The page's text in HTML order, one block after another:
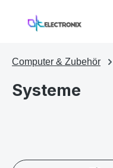
Zum Hauptinhalt springen
Computer & Zubehör
Systeme